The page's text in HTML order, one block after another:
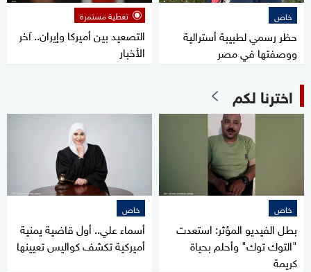
خاص
حظر رسمي لطبيبة أسترالية
ووصفتها في مصر
تغطية مستمرة
التصعيد بين أميركا وإيران.. آخر
الأخبار
اخترنا لكم
خاص
بطل الفيديو المؤثر: استعدت
"التوك توك" وأحلم بحياة
كريمة
خاص
أسماء علي.. أول قاضية يمنية
أميركية تكشف كواليس تعيينها